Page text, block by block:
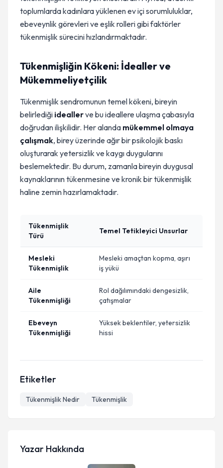
toplumlarda kadınlara yüklenen ev içi sorumluluklar,
ebeveynlik görevleri ve eşlik rolleri gibi faktörler
tükenmişlik sürecini hızlandırmaktadır.
Tükenmişliğin Kökeni: İdealler ve
Mükemmeliyetçilik
Tükenmişlik sendromunun temel kökeni, bireyin
belirlediği ideallerve bu ideallere ulaşma çabasıyla
doğrudan ilişkilidir. Her alanda mükemmel olmaya
çalışmak, birey üzerinde ağır bir psikolojik baskı
oluşturarak yetersizlik ve kaygı duygularını
beslemektedir. Bu durum, zamanla bireyin duygusal
kaynaklarının tükenmesine ve kronik bir tükenmişlik
haline zemin hazırlamaktadır.
Tükenmişlik
Türü
Temel Tetikleyici Unsurlar
Mesleki
Tükenmişlik
Mesleki amaçtan kopma, aşırı
iş yükü
Aile
Tükenmişliği
Rol dağılımındaki dengesizlik,
çatışmalar
Ebeveyn
Tükenmişliği
Yüksek beklentiler, yetersizlik
hissi
Etiketler
Tükenmişlik Nedir Tükenmişlik
Yazar Hakkında